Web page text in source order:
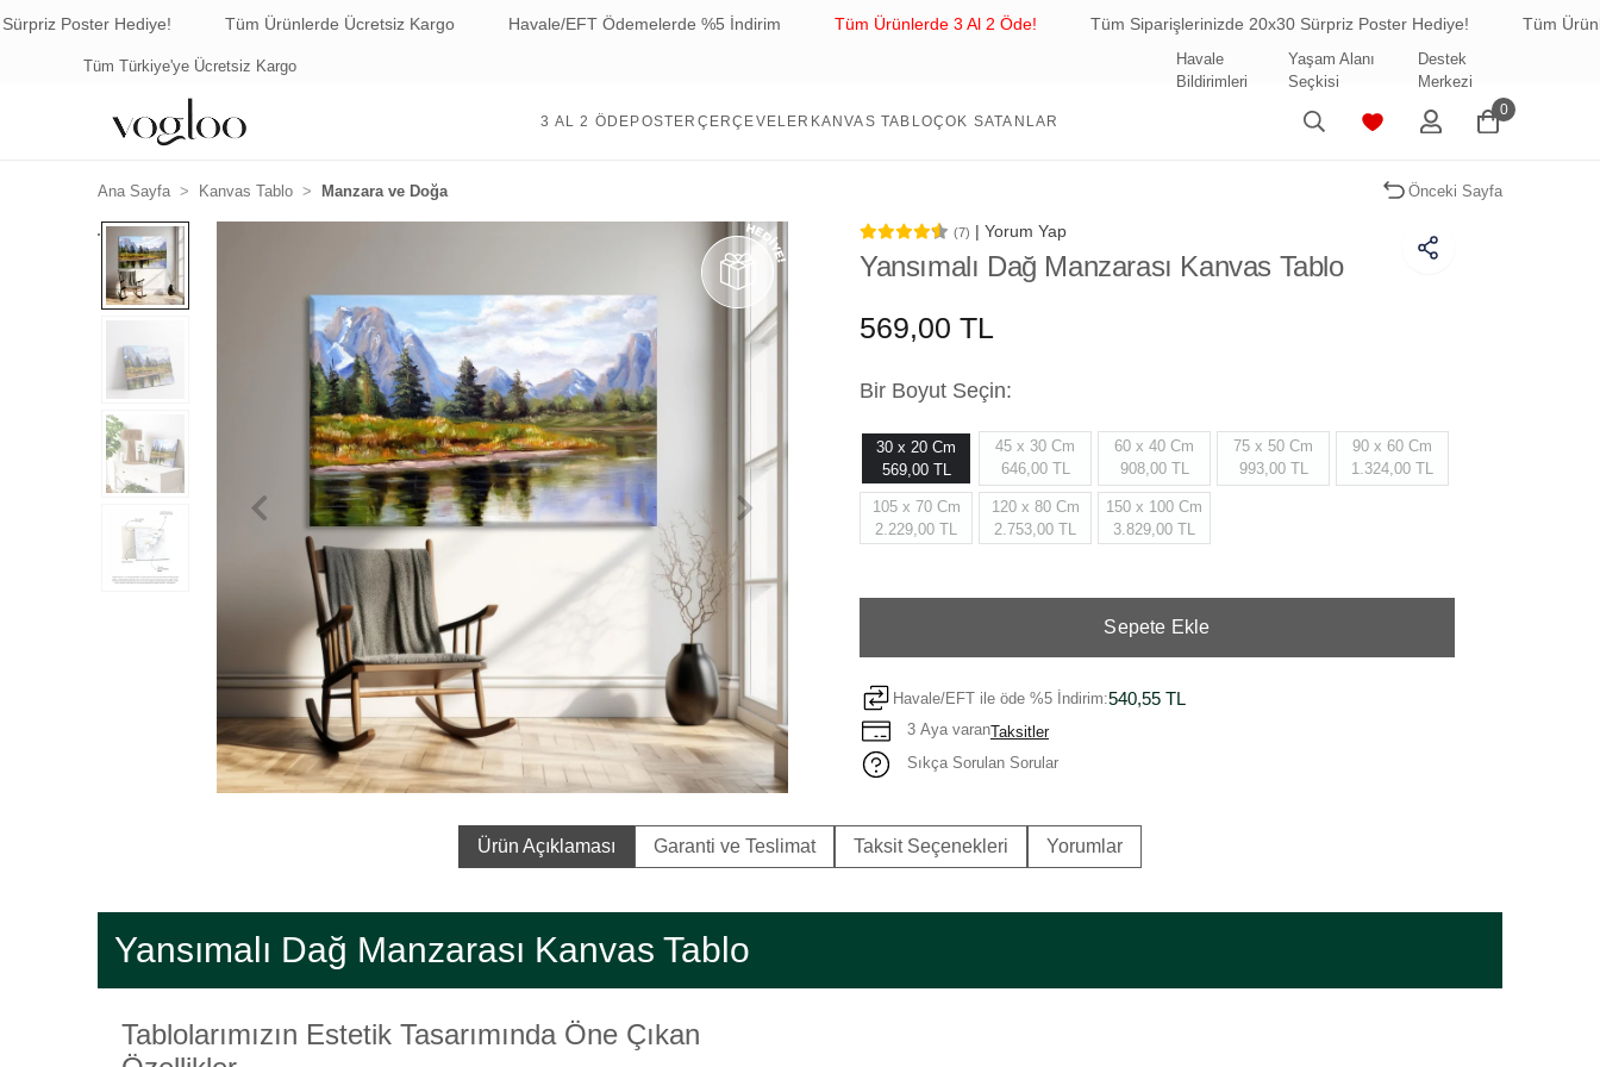
Hediye! Tüm Ürünlerde Ücretsiz Kargo Havale/EFT Ödemelerde %5 İndirim Tüm Ürünlerde 3 Al 2 Öde! Tüm Siparişlerinizde 20x30 Sürpriz Poster Hediye! Tüm Ürünlerde
Havale ile Ödemede %5 İndirim
Havale
Bildirimleri
Yaşam Alanı
Seçkisi
Destek
Merkezi
3 AL 2 ÖDEPOSTER ÇERÇEVELER KANVAS TABLOÇOK SATANLAR
0
Ana Sayfa Kanvas Tablo Manzara ve Doğa Önceki Sayfa
(7) | Yorum Yap
Yansımalı Dağ Manzarası Kanvas Tablo
569,00 TL
Bir Boyut Seçin:
30 x 20 Cm
569,00 TL
45 x 30 Cm
646,00 TL
60 x 40 Cm
908,00 TL
75 x 50 Cm
993,00 TL
90 x 60 Cm
1.324,00 TL
105 x 70 Cm
2.229,00 TL
120 x 80 Cm
2.753,00 TL
150 x 100 Cm
3.829,00 TL
Sepete Ekle
Havale/EFT ile öde %5 İndirim:540,55 TL
3 Aya varanTaksitler
Sıkça Sorulan Sorular
Ürün Açıklaması Garanti ve Teslimat Taksit Seçenekleri Yorumlar
Yansımalı Dağ Manzarası Kanvas Tablo
Tablolarımızın Estetik Tasarımında Öne Çıkan